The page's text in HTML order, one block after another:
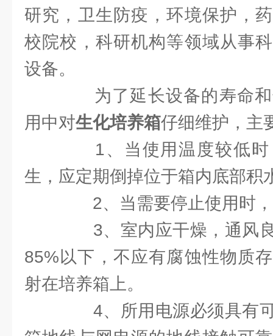
研究，卫生防疫，环境保护，
校院校，科研机构等领域从事
设备。
为了延长设备的寿命和
用中对生化培养箱仔细维护，主
1、当使用温度较低时
生，应定期倒掉位于箱内底部积
2、当需要停止使用时，
3、室内应干燥，通风良
85%以下，不应有腐蚀性物质
射在培养箱上。
4、所用电源必须具有可